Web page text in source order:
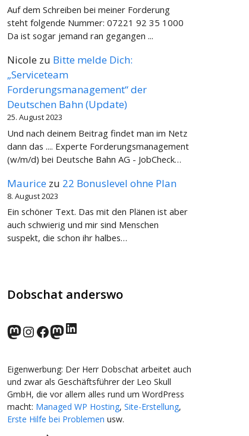
Auf dem Schreiben bei meiner Forderung
steht folgende Nummer: 07221 92 35 1000
Da ist sogar jemand ran gegangen ...
Nicole zu Bitte melde Dich:
„Serviceteam
Forderungsmanagement“ der
Deutschen Bahn (Update)
25. August 2023
Und nach deinem Beitrag findet man im Netz
dann das .... Experte Forderungsmanagement
(w/m/d) bei Deutsche Bahn AG - JobCheck…
Maurice zu 22 Bonuslevel ohne Plan
8. August 2023
Ein schöner Text. Das mit den Plänen ist aber
auch schwierig und mir sind Menschen
suspekt, die schon ihr halbes…
Dobschat anderswo
norden.social
Instagram
Facebook
wp-punks.social
LinkedIn
Eigenwerbung: Der Herr Dobschat arbeitet auch
und zwar als Geschäftsführer der Leo Skull
GmbH, die vor allem alles rund um WordPress
macht: Managed WP Hosting, Site-Erstellung,
Erste Hilfe bei Problemen usw.